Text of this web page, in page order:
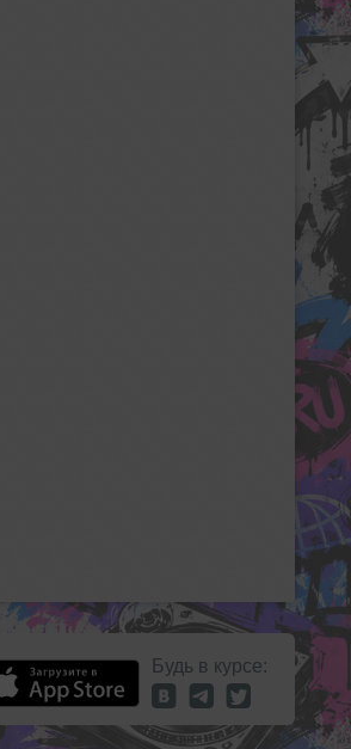
Будь в курсе: